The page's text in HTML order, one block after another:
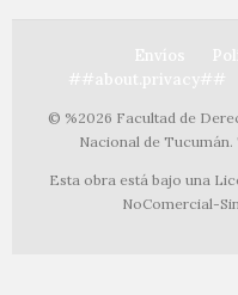
Envíos
##about.privacy##
© %2026 Facultad de
Nacional de
Esta obra está bajo una
NoComercial-